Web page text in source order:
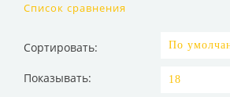
Список сравнения
Сортировать:
Показывать: